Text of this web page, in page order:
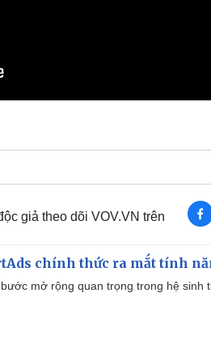
giả theo dõi VOV.VN trên
chính thức ra mắt tính
mở rộng quan trọng trong hệ sinh